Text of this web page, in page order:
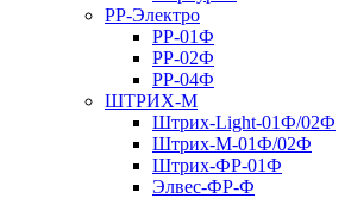
РР-Электро
РР-01Ф
РР-02Ф
РР-04Ф
ШТРИХ-М
Штрих-Light-01Ф/02Ф
Штрих-М-01Ф/02Ф
Штрих-ФР-01Ф
Элвес-ФР-Ф